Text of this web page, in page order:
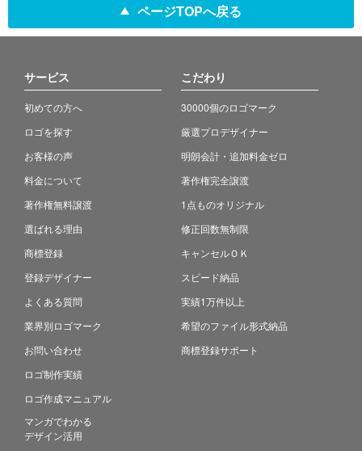
ページTOPへ戻る
サービス
初めての方へ
ロゴを探す
お客様の声
料金について
著作権無料譲渡
選ばれる理由
商標登録
登録デザイナー
よくある質問
業界別ロゴマーク
お問い合わせ
ロゴ制作実績
ロゴ作成マニュアル
マンガでわかる
デザイン活用
こだわり
30000個のロゴマーク
厳選プロデザイナー
明朗会計・追加料金ゼロ
著作権完全譲渡
1点ものオリジナル
修正回数無制限
キャンセルＯＫ
スピード納品
実績1万件以上
希望のファイル形式納品
商標登録サポート